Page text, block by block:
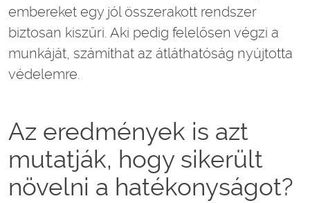
embereket egy jól összerakott rendszer
biztosan kiszűri. Aki pedig felelősen végzi a
munkáját, számíthat az átláthatóság nyújtotta
védelemre.
Az eredmények is azt
mutatják, hogy sikerült
növelni a hatékonyságot?